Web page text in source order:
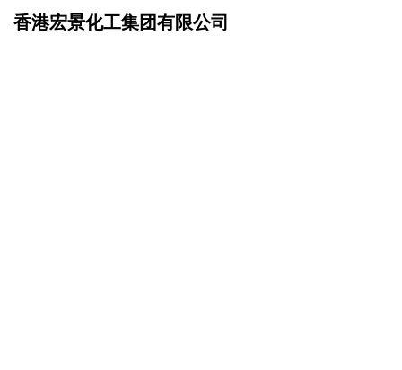
香港宏景化工集团有限公司